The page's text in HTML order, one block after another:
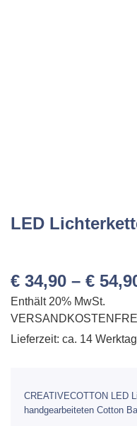
LED
€ 34,90 – €
Enthält 20% MwSt.
VERSANDKOSTENFREI
Lieferzeit: ca. 14
CREATIVECOTTON LED
handgearbeiteten Cotton